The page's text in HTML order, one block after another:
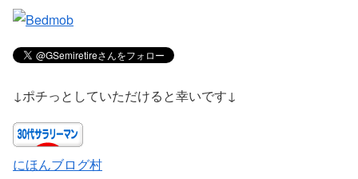
↓ポチっとしていただけると幸いです↓
にほんブログ村